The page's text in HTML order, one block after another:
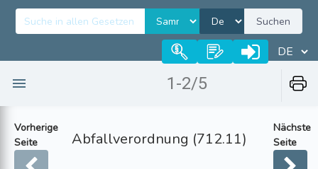
Suchen
1-2/5
Vorherige
Seite
Abfallverordnung (712.11)
Nächste
Seite